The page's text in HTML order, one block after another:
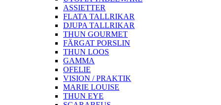
ASSIETTER
FLATA TALLRIKAR
DJUPA TALLRIKAR
THUN GOURMET
FÄRGAT PORSLIN
THUN LOOS
GAMMA
OFELIE
VISION / PRAKTIK
MARIE LOUISE
THUN EYE